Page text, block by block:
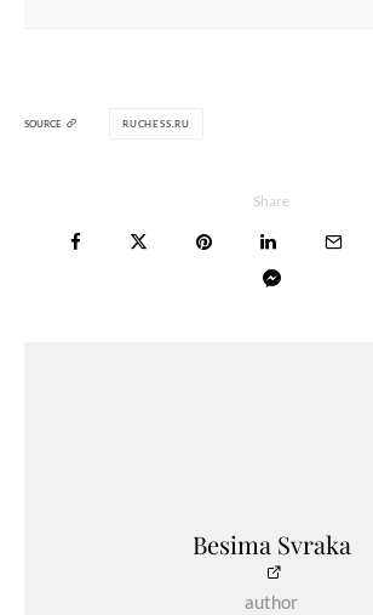
SOURCE RUCHESS.RU
Share
Besima Svraka
author